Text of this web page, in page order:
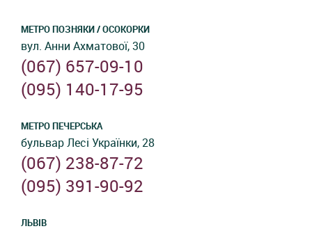
МЕТРО ПОЗНЯКИ / ОСОКОРКИ
вул. Анни Ахматової, 30
(067) 657-09-10
(‎095) 140-17-95
МЕТРО ПЕЧЕРСЬКА
бульвар Лесі Українки, 28
(067) 238-87-72
(095) 391-90-92
ЛЬВІВ